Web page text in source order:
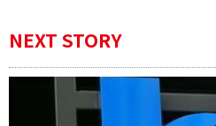
NEXT STORY